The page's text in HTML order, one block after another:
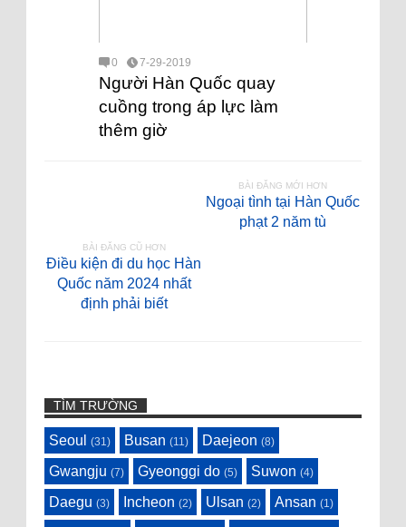
0 7-29-2019
Người Hàn Quốc quay
cuồng trong áp lực làm
thêm giờ
BÀI ĐĂNG MỚI HƠN
Ngoại tình tại Hàn Quốc
phạt 2 năm tù
BÀI ĐĂNG CŨ HƠN
Điều kiện đi du học Hàn
Quốc năm 2024 nhất
định phải biết
TÌM TRƯỜNG
Seoul (31) Busan (11) Daejeon (8)
Gwangju (7) Gyeonggi do (5) Suwon (4)
Daegu (3) Incheon (2) Ulsan (2) Ansan (1)